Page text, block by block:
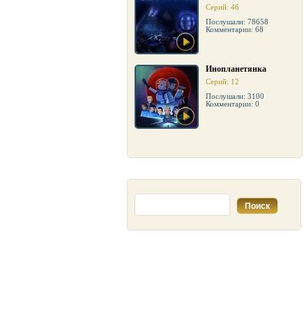
Серий: 46
Послушали: 78658
Комментарии: 68
Инопланетянка
Серий: 12
Послушали: 3100
Комментарии: 0